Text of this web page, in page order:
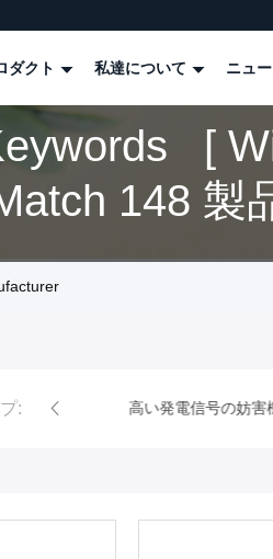
ダクト 私達について ニュ
[
148 製
:
信号の妨害機 携帯用信号の妨害機